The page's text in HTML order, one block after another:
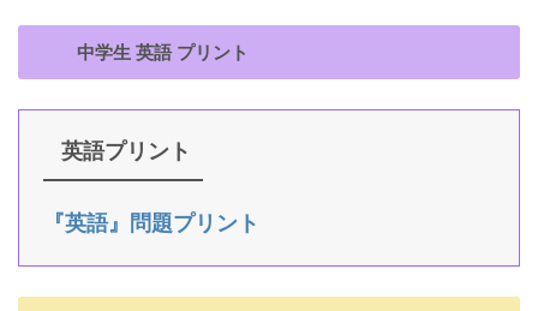
中学生 英語 プリント
英語プリント
『英語』問題プリント